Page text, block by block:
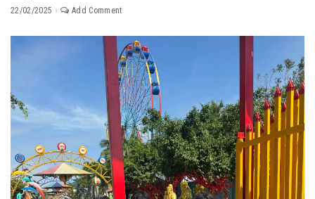
22/02/2025 Add Comment